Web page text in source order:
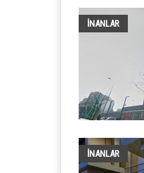
İNANLAR
İNANLAR